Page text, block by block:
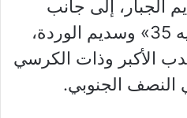
الجبار، إلى جانب
أجرام أعمق ك«ميسييه 35» وسديم الوردة،
الأكبر وذات الكرسي
النصف الجنوبي.